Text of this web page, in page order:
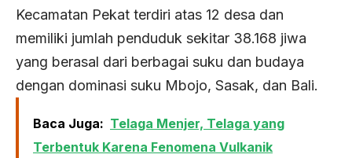
Kecamatan Pekat terdiri atas 12 desa dan
memiliki jumlah penduduk sekitar 38.168 jiwa
yang berasal dari berbagai suku dan budaya
dengan dominasi suku Mbojo, Sasak, dan Bali.
Baca Juga: Telaga Menjer, Telaga yang
Terbentuk Karena Fenomena Vulkanik